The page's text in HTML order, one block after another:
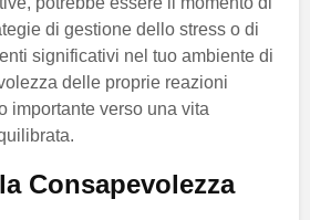
di gestione dello stress o di
significativi nel tuo ambiente di
delle proprie reazioni
importante verso una vita
Consapevolezza